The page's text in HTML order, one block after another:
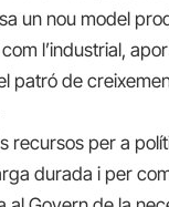
un nou model
l’industrial,
patró de
recursos per a
durada i per